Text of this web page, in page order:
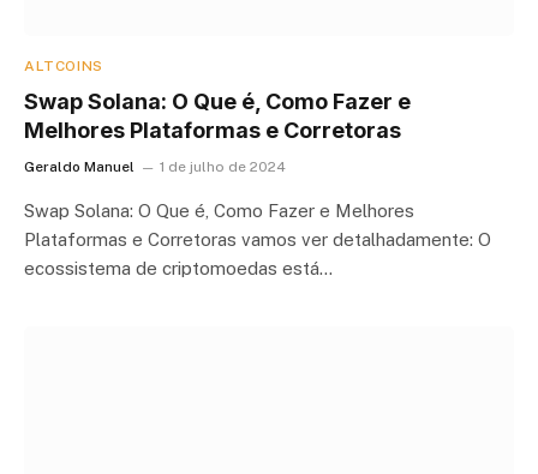
ALTCOINS
Swap Solana: O Que é, Como Fazer e
Melhores Plataformas e Corretoras
Geraldo Manuel 1 de julho de 2024
Swap Solana: O Que é, Como Fazer e Melhores
Plataformas e Corretoras vamos ver detalhadamente: O
ecossistema de criptomoedas está…